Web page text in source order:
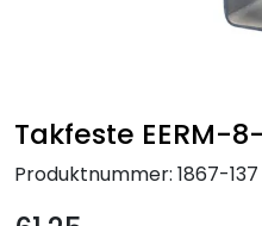
Takfeste EERM-
Produktnummer: 1867-137